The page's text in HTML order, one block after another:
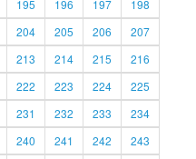
195 196 197
198
204 205 206
207
213 214 215
216
222 223 224
225
231 232 233
234
240 241 242
243